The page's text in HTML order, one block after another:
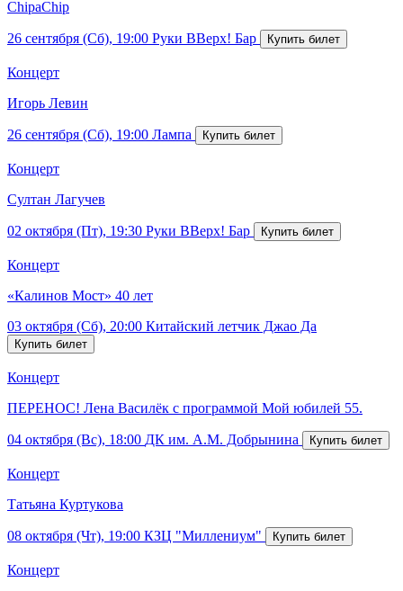
ChipaChip
26 сентября (Сб), 19:00 Руки ВВерх! Бар
Концерт
Игорь Левин
26 сентября (Сб), 19:00 Лампа
Концерт
Султан Лагучев
02 октября (Пт), 19:30 Руки ВВерх! Бар
Концерт
«Калинов Мост» 40 лет
03 октября (Сб), 20:00 Китайский летчик Джао Да
Концерт
ПЕРЕНОС! Лена Василёк с программой Мой юбилей 55.
04 октября (Вс), 18:00 ДК им. А.М. Добрынина
Концерт
Татьяна Куртукова
08 октября (Чт), 19:00 КЗЦ "Миллениум"
Концерт